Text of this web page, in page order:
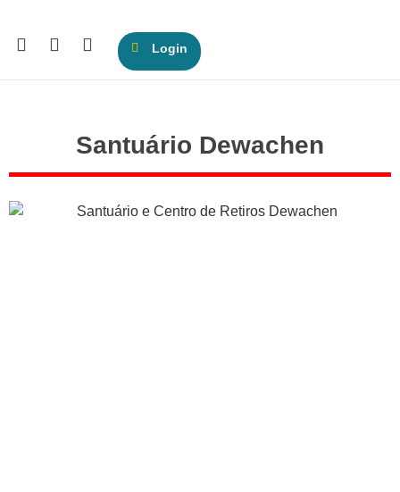
Login
Santuário Dewachen